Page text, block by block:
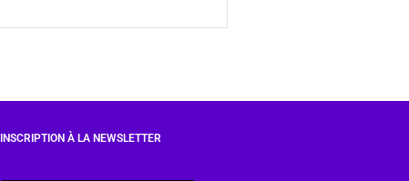
INSCRIPTION À LA NEWSLETTER